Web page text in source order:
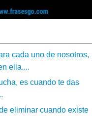
cada uno de nosotros,
ella....
es cuando te das
eliminar cuando existe